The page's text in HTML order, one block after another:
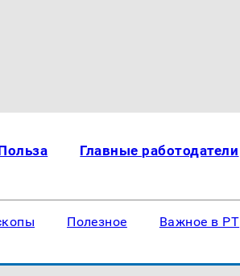
Главные работодатели
Полезное Важное в РТ